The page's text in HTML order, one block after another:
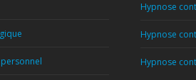
Hypnose
Hypnose
Hypnose